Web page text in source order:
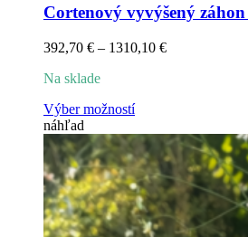
Možnosti
si
môžete
vybrať
produktu.
Cortenový vyvýšený
392,70 € – 1310,10 €Price
Na sklade
Výber možnostíTento
má
viacero
variantov.
Možnosti
si
môžete
náhľad